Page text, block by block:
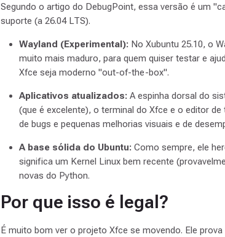
Segundo o artigo do DebugPoint, essa versão é um
suporte (a 26.04 LTS).
Wayland (Experimental): No Xubuntu 25.10, o
muito mais maduro, para quem quiser testar e
Xfce seja moderno "out-of-the-box".
Aplicativos atualizados: A espinha dorsal do
(que é excelente), o terminal do Xfce e o editor
de bugs e pequenas melhorias visuais e de
A base sólida do Ubuntu: Como sempre, ele
significa um Kernel Linux bem recente
novas do Python.
Por que isso é legal?
É muito bom ver o projeto Xfce se movendo. Ele